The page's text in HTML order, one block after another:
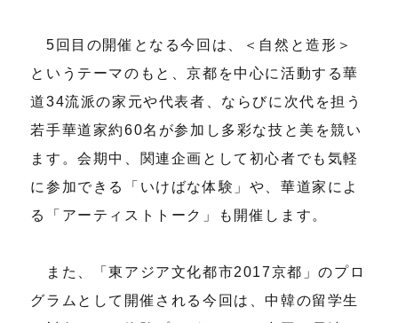
5回目の開催となる今回は、＜自然と造形＞
というテーマのもと、京都を中心に活動する華
道34流派の家元や代表者、ならびに次代を担う
若手華道家約60名が参加し多彩な技と美を競い
ます。会期中、関連企画として初心者でも気軽
に参加できる「いけばな体験」や、華道家によ
る「アーティストトーク」も開催します。
また、「東アジア文化都市2017京都」のプロ
グラムとして開催される今回は、中韓の留学生